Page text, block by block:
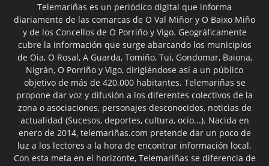
Telemariñas es un periódico digital que informa
diariamente de las comarcas de O Val Miñor y O Baixo Miño
y de los Concellos de O Porriño y Vigo. Geográficamente
cubre la información que surge abarcando los municipios
de Oia, O Rosal, A Guarda, Tomiño, Tui, Gondomar, Baiona,
Nigrán, O Porriño y Vigo, dirigiéndose así a un público
objetivo de más de 420.000 habitantes. Telemariñas se
propone dar voz y difusión a los diferentes colectivos de la
zona o asociaciones, personajes desconocidos, noticias de
actualidad (Sucesos, deportes, cultura, ocio...). Nacida en
enero de 2014, telemariñas.com pretende dar un poco de
luz a los lectores a la hora de encontrar información local.
Con esta meta en el horizonte, Telemariñas se diferencia de